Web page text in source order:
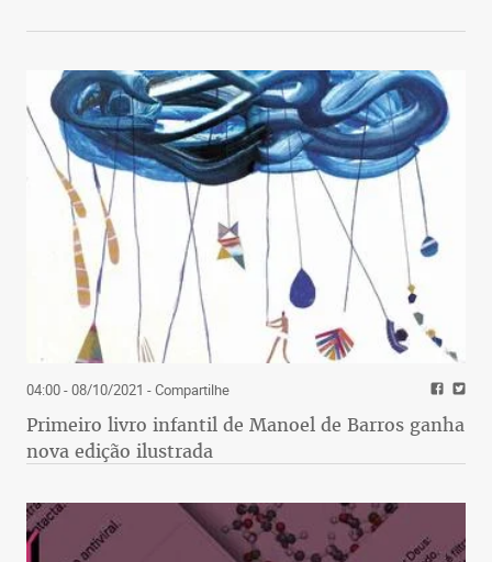
04:00 - 08/10/2021 - Compartilhe
Primeiro livro infantil de Manoel de Barros ganha
nova edição ilustrada